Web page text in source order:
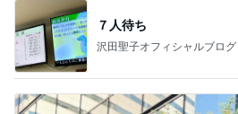
７人待ち
沢田聖子オフィシャルブログ